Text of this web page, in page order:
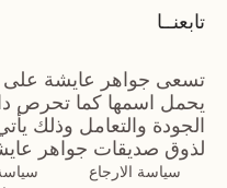
تابعنــا
تسعى جواهر عايشة على
يحمل اسمها كما تحرص
الجودة والتعامل وذلك
لذوق صديقات جواهر
سياسة الارجاع